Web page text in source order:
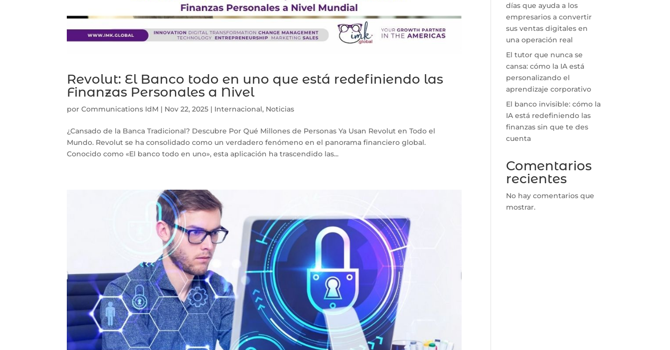
Revolut: El Banco todo en uno que está redefiniendo las
Finanzas Personales a Nivel
porCommunications IdM | Nov 22, 2025 | Internacional, Noticias
¿Cansado de la Banca Tradicional? Descubre Por Qué Millones de Personas Ya Usan Revolut en Todo el
Mundo. Revolut se ha consolidado como un verdadero fenómeno en el panorama financiero global.
Conocido como «El banco todo en uno», esta aplicación ha trascendido las...
días que ayuda a los
empresarios a convertir
sus ventas digitales en
una operación real
El tutor que nunca se
cansa: cómo la IA está
personalizando el
aprendizaje corporativo
El banco invisible: cómo la
IA está redefiniendo las
finanzas sin que te des
cuenta
Comentarios
recientes
No hay comentarios que
mostrar.